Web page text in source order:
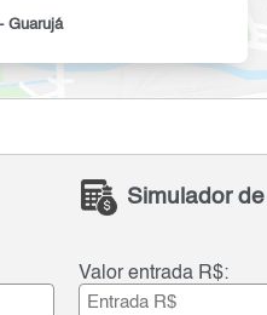
Guarujá
Simulador
Valor entrada R$: